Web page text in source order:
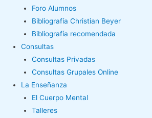
Foro Alumnos
Bibliografía Christian Beyer
Bibliografía recomendada
Consultas
Consultas Privadas
Consultas Grupales Online
La Enseñanza
El Cuerpo Mental
Talleres